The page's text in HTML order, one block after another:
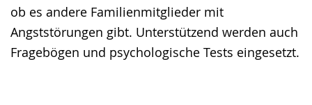
ob es andere Familienmitglieder mit
Angststörungen gibt. Unterstützend werden auch
Fragebögen und psychologische Tests eingesetzt.